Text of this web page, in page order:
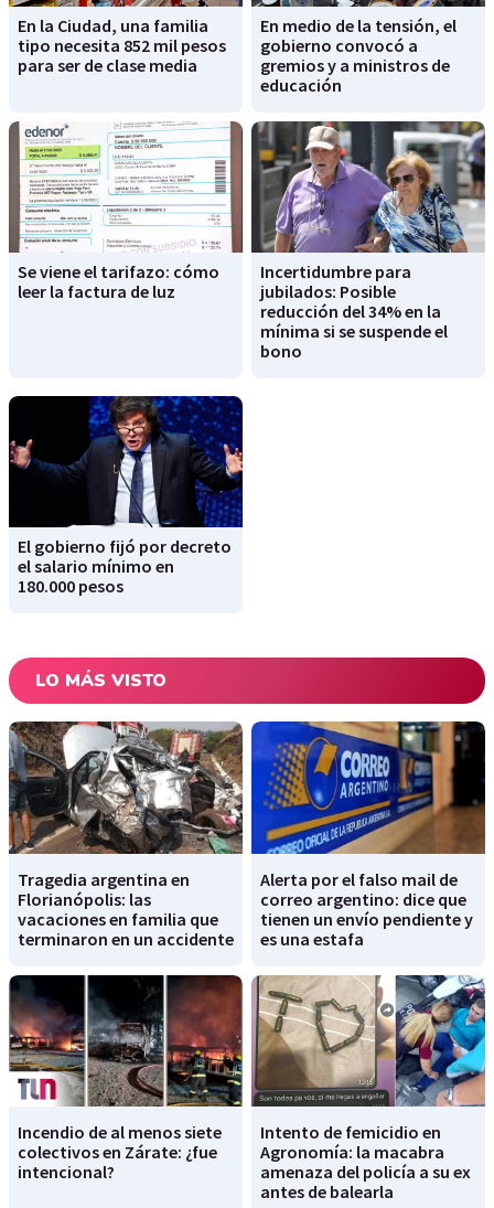
En la Ciudad, una familia
tipo necesita 852 mil pesos
para ser de clase media
En medio de la tensión, el
gobierno convocó a
gremios y a ministros de
educación
Se viene el tarifazo: cómo
leer la factura de luz
Incertidumbre para
jubilados: Posible
reducción del 34% en la
mínima si se suspende el
bono
El gobierno fijó por decreto
el salario mínimo en
180.000 pesos
LO MÁS VISTO
Tragedia argentina en
Florianópolis: las
vacaciones en familia que
terminaron en un accidente
Alerta por el falso mail de
correo argentino: dice que
tienen un envío pendiente y
es una estafa
Incendio de al menos siete
colectivos en Zárate: ¿fue
intencional?
Intento de femicidio en
Agronomía: la macabra
amenaza del policía a su ex
antes de balearla